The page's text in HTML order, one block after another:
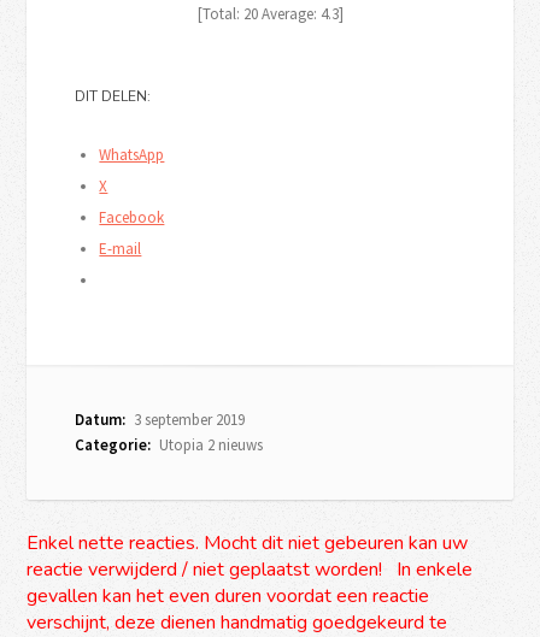
[Total: 20Average: 4.3]
DIT DELEN:
WhatsApp
X
Facebook
E-mail
Datum: 3 september 2019
Categorie: Utopia 2 nieuws
Enkel nette reacties. Mocht dit niet gebeuren kan uw
reactie verwijderd / niet geplaatst worden! In enkele
gevallen kan het even duren voordat een reactie
verschijnt, deze dienen handmatig goedgekeurd te